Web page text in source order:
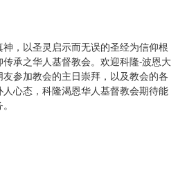
，以圣灵启示而无误的圣经为信仰根
承之华人基督教会。欢迎科隆-波恩大
参加教会的主日崇拜，以及教会的各
心态，科隆渴恩华人基督教会期待能